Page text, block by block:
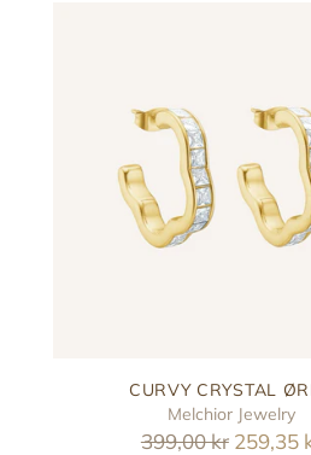
CURVY CRYSTAL
Melchior Jewelry
Reguler
399,00 kr 259,35